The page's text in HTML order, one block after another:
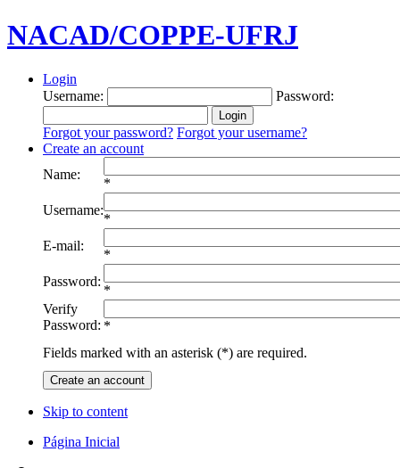
NACAD/COPPE-UFRJ
Login
Username:
Password:
Forgot your password? Forgot your username?
Create an account
Name:
*
Username:
*
E-mail:
*
Password:
*
Verify
Password: *
Fields marked with an asterisk (*) are required.
Create an account
Skip to content
Página Inicial